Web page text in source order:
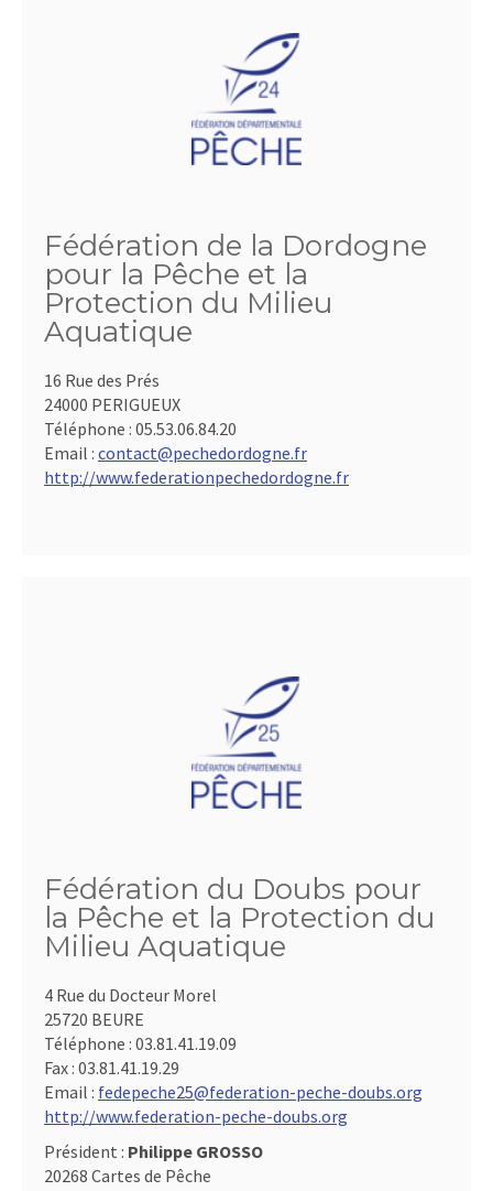
Fédération de la Dordogne
pour la Pêche et la
Protection du Milieu
Aquatique
16 Rue des Prés
24000 PERIGUEUX
Téléphone : 05.53.06.84.20
Email : contact@pechedordogne.fr
http://www.federationpechedordogne.fr
Fédération du Doubs pour
la Pêche et la Protection du
Milieu Aquatique
4 Rue du Docteur Morel
25720 BEURE
Téléphone : 03.81.41.19.09
Fax : 03.81.41.19.29
Email : fedepeche25@federation-peche-doubs.org
http://www.federation-peche-doubs.org
Président : Philippe GROSSO
20268 Cartes de Pêche